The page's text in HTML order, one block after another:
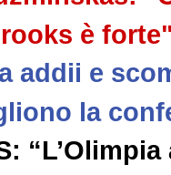
è
addii e
la